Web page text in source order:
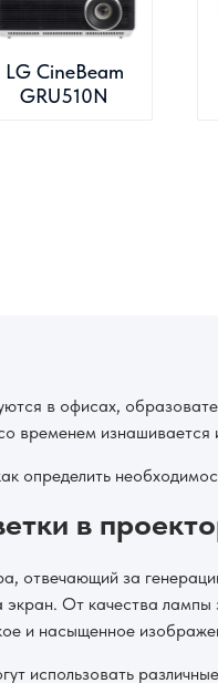
LG CineBeam
GRU510N
в офисах,
временем изнашивается
определить
в
отвечающий за
От качества лампы
и насыщенное
использовать